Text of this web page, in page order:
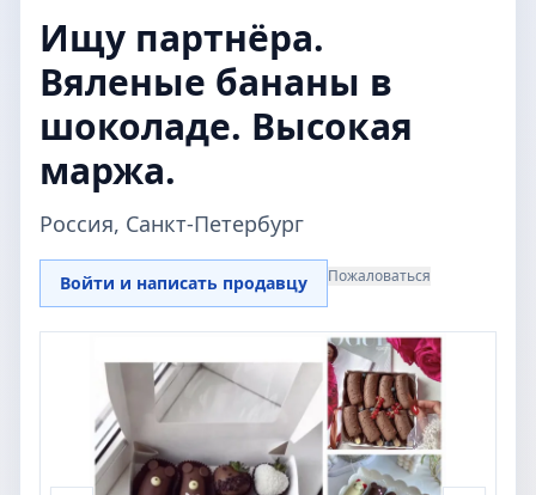
Ищу партнёра.
Вяленые бананы в
шоколаде. Высокая
маржа.
Россия, Санкт-Петербург
Войти и написать продавцу Пожаловаться